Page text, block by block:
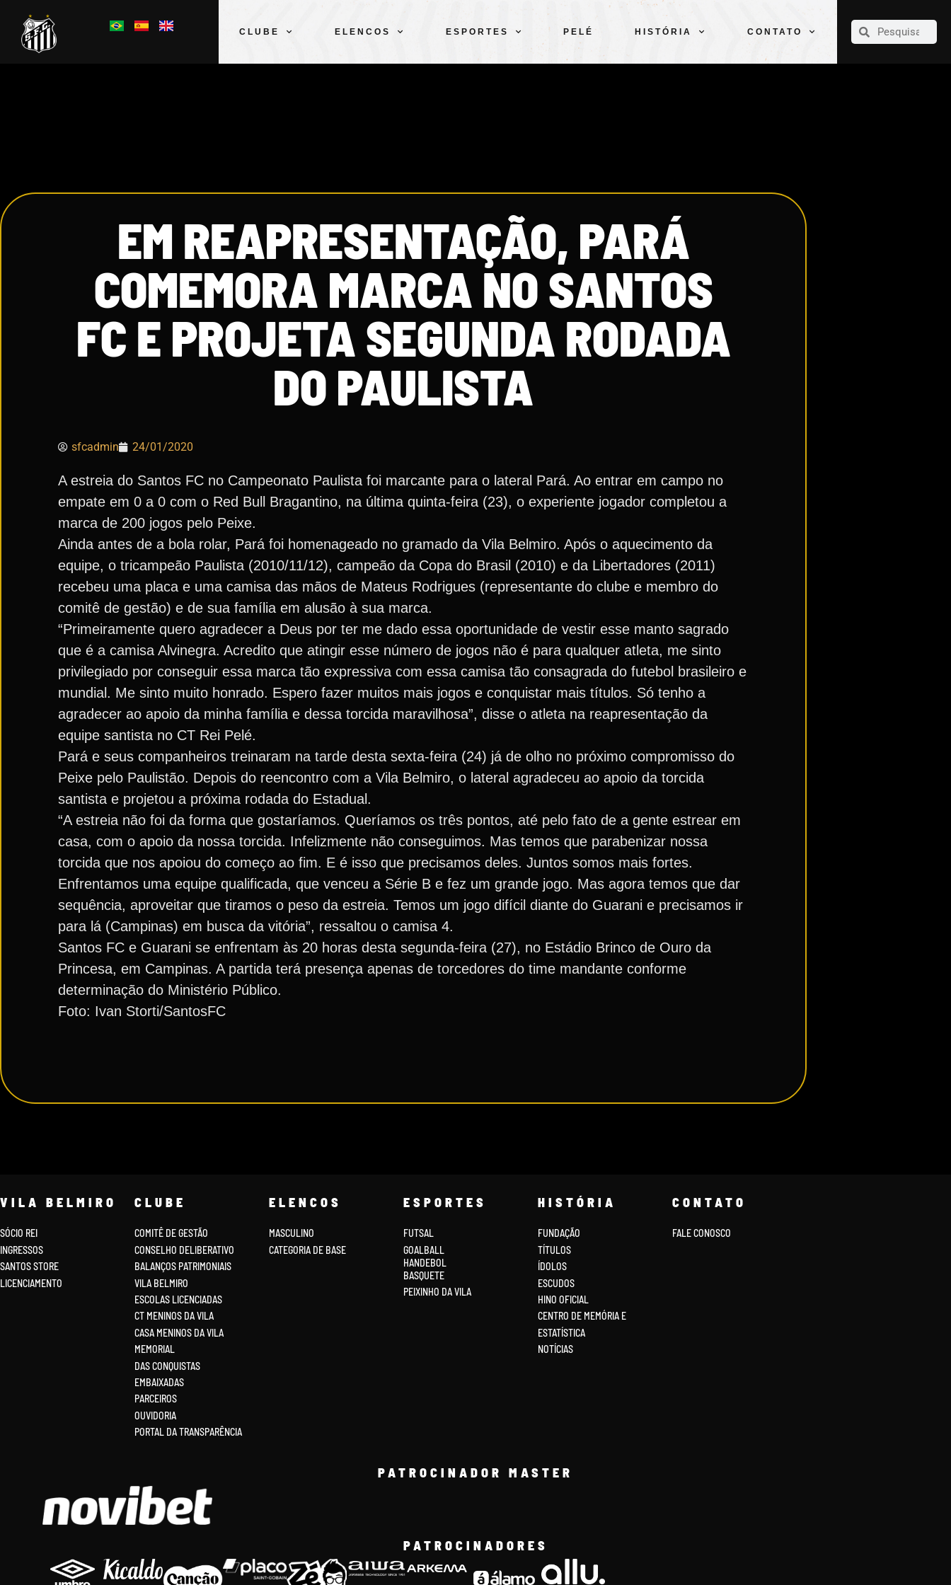
CLUBE ELENCOS ESPORTES PELÉ HISTÓRIA CONTATO
CLUBE
EM REAPRESENTAÇÃO, PARÁ
COMEMORA MARCA NO SANTOS
FC E PROJETA SEGUNDA RODADA
DO PAULISTA
sfcadmin 24/01/2020
A estreia do Santos FC no Campeonato Paulista foi marcante para o lateral Pará. Ao entrar em campo no
empate em 0 a 0 com o Red Bull Bragantino, na última quinta-feira (23), o experiente jogador completou a
marca de 200 jogos pelo Peixe.
Ainda antes de a bola rolar, Pará foi homenageado no gramado da Vila Belmiro. Após o aquecimento da
equipe, o tricampeão Paulista (2010/11/12), campeão da Copa do Brasil (2010) e da Libertadores (2011)
recebeu uma placa e uma camisa das mãos de Mateus Rodrigues (representante do clube e membro do
comitê de gestão) e de sua família em alusão à sua marca.
“Primeiramente quero agradecer a Deus por ter me dado essa oportunidade de vestir esse manto sagrado
que é a camisa Alvinegra. Acredito que atingir esse número de jogos não é para qualquer atleta, me sinto
privilegiado por conseguir essa marca tão expressiva com essa camisa tão consagrada do futebol brasileiro e
mundial. Me sinto muito honrado. Espero fazer muitos mais jogos e conquistar mais títulos. Só tenho a
agradecer ao apoio da minha família e dessa torcida maravilhosa”, disse o atleta na reapresentação da
equipe santista no CT Rei Pelé.
Pará e seus companheiros treinaram na tarde desta sexta-feira (24) já de olho no próximo compromisso do
Peixe pelo Paulistão. Depois do reencontro com a Vila Belmiro, o lateral agradeceu ao apoio da torcida
santista e projetou a próxima rodada do Estadual.
“A estreia não foi da forma que gostaríamos. Queríamos os três pontos, até pelo fato de a gente estrear em
casa, com o apoio da nossa torcida. Infelizmente não conseguimos. Mas temos que parabenizar nossa
torcida que nos apoiou do começo ao fim. E é isso que precisamos deles. Juntos somos mais fortes.
Enfrentamos uma equipe qualificada, que venceu a Série B e fez um grande jogo. Mas agora temos que dar
sequência, aproveitar que tiramos o peso da estreia. Temos um jogo difícil diante do Guarani e precisamos ir
para lá (Campinas) em busca da vitória”, ressaltou o camisa 4.
Santos FC e Guarani se enfrentam às 20 horas desta segunda-feira (27), no Estádio Brinco de Ouro da
Princesa, em Campinas. A partida terá presença apenas de torcedores do time mandante conforme
determinação do Ministério Público.
Foto: Ivan Storti/SantosFC
VILA BELMIRO
SÓCIO REI
INGRESSOS
SANTOS STORE
LICENCIAMENTO
CLUBE
COMITÊ DE GESTÃO
CONSELHO DELIBERATIVO
BALANÇOS PATRIMONIAIS
VILA BELMIRO
ESCOLAS LICENCIADAS
CT MENINOS DA VILA
CASA MENINOS DA VILA
MEMORIAL
DAS CONQUISTAS
EMBAIXADAS
PARCEIROS
OUVIDORIA
PORTAL DA TRANSPARÊNCIA
ELENCOS
MASCULINO
CATEGORIA DE BASE
ESPORTES
FUTSAL
GOALBALL
HANDEBOL
BASQUETE
PEIXINHO DA VILA
HISTÓRIA
FUNDAÇÃO
TÍTULOS
ÍDOLOS
ESCUDOS
HINO OFICIAL
CENTRO DE MEMÓRIA E
ESTATÍSTICA
NOTÍCIAS
CONTATO
FALE CONOSCO
PATROCINADOR MASTER
PATROCINADORES